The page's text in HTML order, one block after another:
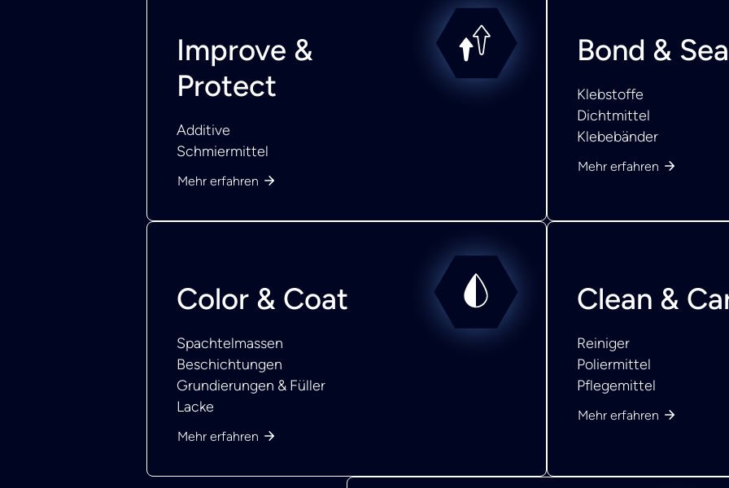
Improve &
Protect
Additive
Schmiermittel
Mehr erfahren
Bond &
Klebstoffe
Dichtmittel
Klebebänder
Mehr erfahren
Color & Coat
Spachtelmassen
Beschichtungen
Grundierungen & Füller
Lacke
Mehr erfahren
Clean &
Reiniger
Poliermittel
Pflegemittel
Mehr erfahren